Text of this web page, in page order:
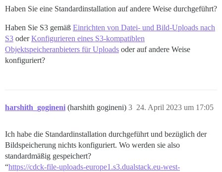
Haben Sie eine Standardinstallation auf andere Weise durchgeführt?
Haben Sie S3 gemäß Einrichten von Datei- und Bild-Uploads nach
S3 oderKonfigurieren eines S3-kompatiblen
Objektspeicheranbieters für Uploads oder auf andere Weise
konfiguriert?
harshith_gogineni (harshith gogineni) 24. April 2023 um 17:05
3
Ich habe die Standardinstallation durchgeführt und bezüglich der
Bildspeicherung nichts konfiguriert. Wo werden sie also
standardmäßig gespeichert?
“https://cdck-file-uploads-europe1.s3.dualstack.eu-west-